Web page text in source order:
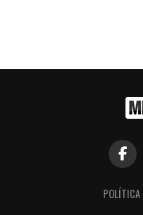
POLÍTICA